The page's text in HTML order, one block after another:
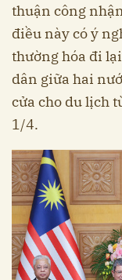
thuận công
điều này có ý
thường hóa đi
dân giữa hai
cửa cho du lịch
1/4.